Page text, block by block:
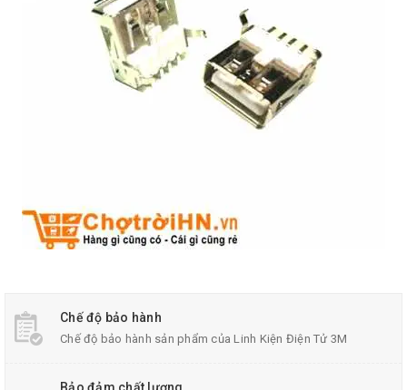
Chế độ bảo hành
Chế độ bảo hành sản phẩm của Linh Kiện Điện Tử 3M